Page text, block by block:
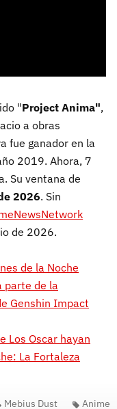
"Project Anima",
a obras
fue ganador en la
2019. Ahora, 7
Su ventana de
2026. Sin
de 2026.
de la Noche
parte de la
Genshin Impact
Los Oscar hayan
La Fortaleza
Mebius Dust Anime